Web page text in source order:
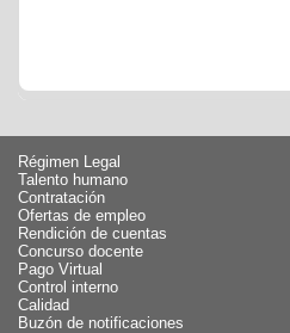
Régimen Legal
Talento humano
Contratación
Ofertas de empleo
Rendición de cuentas
Concurso docente
Pago Virtual
Control interno
Calidad
Buzón de notificaciones